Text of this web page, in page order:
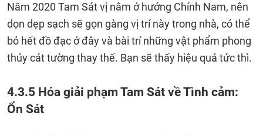
Năm 2020 Tam Sát vị nằm ở hướng Chính Nam, nên
dọn dẹp sạch sẽ gọn gàng vị trí này trong nhà, có thể
bỏ hết đồ đạc ở đây và bài trí những vật phẩm phong
thủy cát tường thay thế. Bạn sẽ thấy hiệu quả tức thì.
4.3.5 Hóa giải phạm Tam Sát về Tình cảm:
Ổn Sát